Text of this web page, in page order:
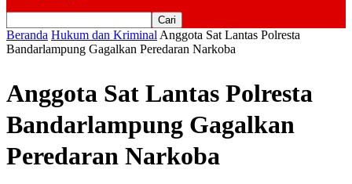
Beranda Hukum dan Kriminal Anggota Sat Lantas Polresta
Bandarlampung Gagalkan Peredaran Narkoba
Anggota Sat Lantas Polresta
Bandarlampung Gagalkan
Peredaran Narkoba